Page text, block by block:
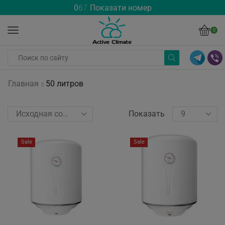
067 Показати номер
0
Главная 50 литров
Показать
Sale Sale